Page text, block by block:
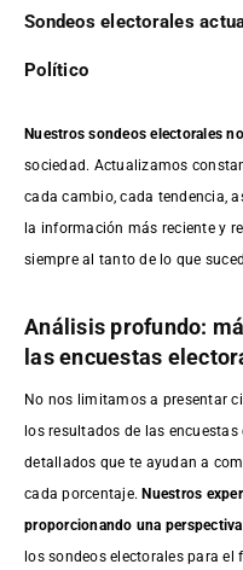
Sondeos electorales
Político
Nuestros sondeos electorales
sociedad. Actualizamos
cada cambio, cada tendencia,
la información más reciente y
siempre al tanto de lo que
Análisis profundo:
las encuestas
No nos limitamos a presentar
los resultados de las
detallados que te ayudan a
cada porcentaje. Nuestros
proporcionando una
los sondeos electorales para el